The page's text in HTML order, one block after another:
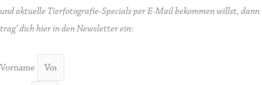
und aktuelle Tierfotografie-Specials per E-Mail bekommen willst, dann
trag‘ dich hier in den Newsletter ein:
Vorname